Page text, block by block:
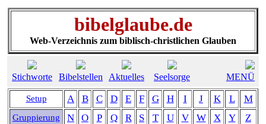
bibelglaube.de
Web-Verzeichnis zum biblisch-christlichen Glauben
Stichworte Bibelstellen Aktuelles Seelsorge MENÜ
Setup A B C D E F G H I J K L M
Gruppierung N O P Q R S T U V W X Y Z